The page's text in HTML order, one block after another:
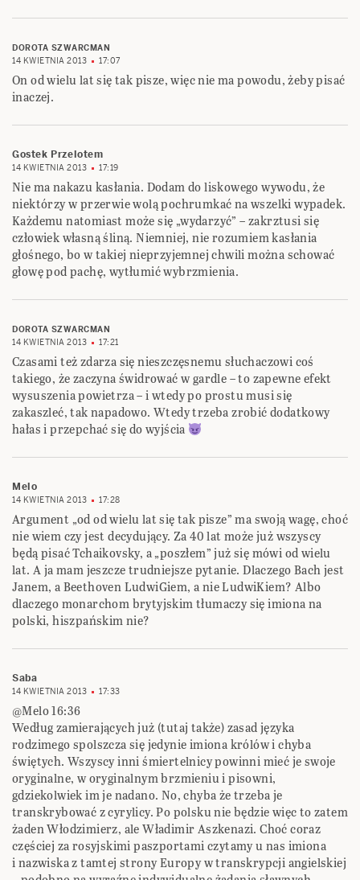
DOROTA SZWARCMAN
14 KWIETNIA 2013
17:07
On od wielu lat się tak pisze, więc nie ma powodu, żeby pisać
inaczej.
Gostek Przelotem
14 KWIETNIA 2013 17:19
Nie ma nakazu kasłania. Dodam do liskowego wywodu, że
niektórzy w przerwie wolą pochrumkać na wszelki wypadek.
Każdemu natomiast może się „wydarzyć” – zakrztusi się
człowiek własną śliną. Niemniej, nie rozumiem kasłania
głośnego, bo w takiej nieprzyjemnej chwili można schować
głowę pod pachę, wytłumić wybrzmienia.
DOROTA SZWARCMAN
14 KWIETNIA 2013
17:21
Czasami też zdarza się nieszczęsnemu słuchaczowi coś
takiego, że zaczyna świdrować w gardle – to zapewne efekt
wysuszenia powietrza – i wtedy po prostu musi się
zakaszleć, tak napadowo. Wtedy trzeba zrobić dodatkowy
hałas i przepchać się do wyjścia
Melo
14 KWIETNIA 2013 17:28
Argument „od od wielu lat się tak pisze” ma swoją wagę, choć
nie wiem czy jest decydujący. Za 40 lat może już wszyscy
będą pisać Tchaikovsky, a „poszłem” już się mówi od wielu
lat. A ja mam jeszcze trudniejsze pytanie. Dlaczego Bach jest
Janem, a Beethoven LudwiGiem, a nie LudwiKiem? Albo
dlaczego monarchom brytyjskim tłumaczy się imiona na
polski, hiszpańskim nie?
Saba
14 KWIETNIA 2013 17:33
@Melo 16:36
Według zamierających już (tutaj także) zasad języka
rodzimego spolszcza się jedynie imiona królów i chyba
świętych. Wszyscy inni śmiertelnicy powinni mieć je swoje
oryginalne, w oryginalnym brzmieniu i pisowni,
gdziekolwiek im je nadano. No, chyba że trzeba je
transkrybować z cyrylicy. Po polsku nie będzie więc to zatem
żaden Włodzimierz, ale Władimir Aszkenazi. Choć coraz
częściej za rosyjskimi paszportami czytamy u nas imiona
i nazwiska z tamtej strony Europy w transkrypcji angielskiej